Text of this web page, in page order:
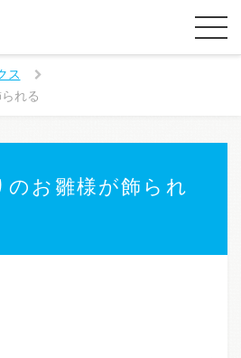
ス
れる
のお雛様が飾られ